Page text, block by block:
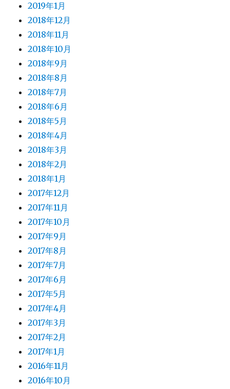
2019年1月
2018年12月
2018年11月
2018年10月
2018年9月
2018年8月
2018年7月
2018年6月
2018年5月
2018年4月
2018年3月
2018年2月
2018年1月
2017年12月
2017年11月
2017年10月
2017年9月
2017年8月
2017年7月
2017年6月
2017年5月
2017年4月
2017年3月
2017年2月
2017年1月
2016年11月
2016年10月